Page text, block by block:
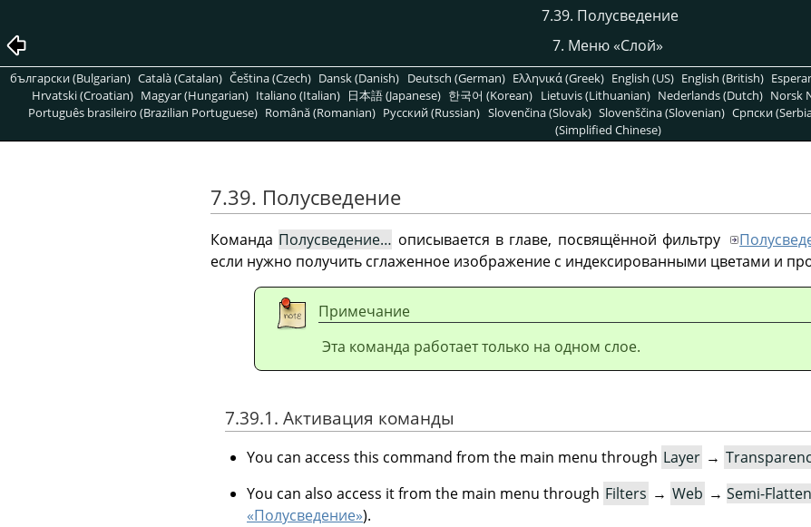
7.39. Полусведение
7. Меню «Слой»
български (Bulgarian) Català (Catalan) Čeština (Czech) Dansk (Danish) Deutsch (German) Ελληνικά (Greek) English (US) English (British)
Hrvatski (Croatian) Magyar (Hungarian) Italiano (Italian) 日本語 (Japanese) 한국어 (Korean) Lietuvis (Lithuanian) Nederlands (Dutch) Norsk
Português brasileiro (Brazilian Portuguese) Română (Romanian) Pусский (Russian) Slovenčina (Slovak) Slovenščina (Slovenian) Српски
(Simplified Chinese)
7.39. Полусведение
Команда Полусведение… описывается в главе, посвящённой фильтру
если нужно получить сглаженное изображение с индексированными цветами и
Примечание
Эта команда работает только на одном слое.
7.39.1. Активация команды
You can access this command from the main menu through Layer →
You can also access it from the main menu through Filters → Web → Semi-
«Полусведение»).